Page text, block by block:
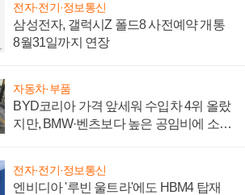
전자·전기·정보통신
삼성전자, 갤럭시Z 폴드8 사전예약 개통
8월31일까지 연장
자동차·부품
BYD코리아 가격 앞세워 수입차 4위 올랐
지만, BMW·벤츠보다 높은 공임비에 소비
전자·전기·정보통신
엔비디아 '루빈 울트라'에도 HBM4 탑재